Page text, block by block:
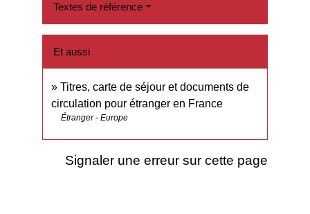
Textes de référence
Et aussi
Titres, carte de séjour et documents de
circulation pour étranger en France
Étranger - Europe
Signaler une erreur sur cette page